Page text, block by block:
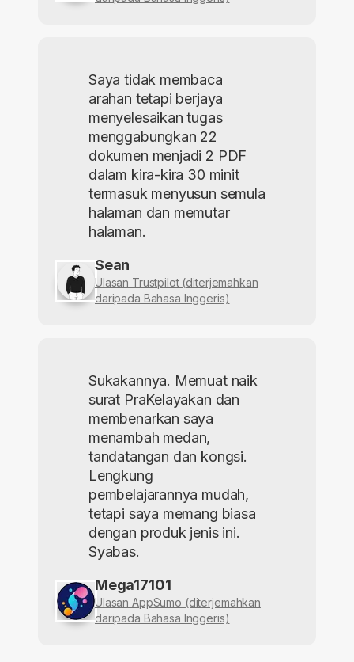
Saya tidak membaca
arahan tetapi berjaya
menyelesaikan tugas
menggabungkan 22
dokumen menjadi 2 PDF
dalam kira-kira 30 minit
termasuk menyusun semula
halaman dan memutar
halaman.
Sean
Ulasan Trustpilot (diterjemahkan
daripada Bahasa Inggeris)
Sukakannya. Memuat naik
surat PraKelayakan dan
membenarkan saya
menambah medan,
tandatangan dan kongsi.
Lengkung
pembelajarannya mudah,
tetapi saya memang biasa
dengan produk jenis ini.
Syabas.
Mega17101
Ulasan AppSumo (diterjemahkan
daripada Bahasa Inggeris)